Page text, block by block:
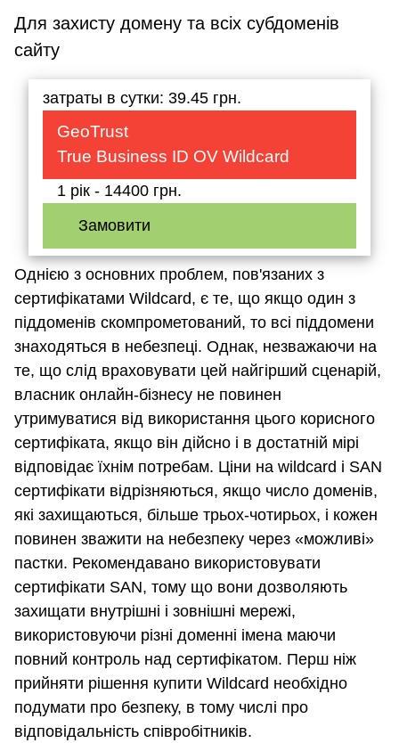
Для захисту домену та всіх субдоменів
сайту
затраты в сутки: 39.45 грн.
GeoTrust
True Business ID OV Wildcard
1 рік - 14400 грн.
Замовити
Однією з основних проблем, пов'язаних з
сертифікатами Wildcard, є те, що якщо один з
піддоменів скомпрометований, то всі піддомени
знаходяться в небезпеці. Однак, незважаючи на
те, що слід враховувати цей найгірший сценарій,
власник онлайн-бізнесу не повинен
утримуватися від використання цього корисного
сертифіката, якщо він дійсно і в достатній мірі
відповідає їхнім потребам. Ціни на wildcard і SAN
сертифікати відрізняються, якщо число доменів,
які захищаються, більше трьох-чотирьох, і кожен
повинен зважити на небезпеку через «можливі»
пастки. Рекомендавано використовувати
сертифікати SAN, тому що вони дозволяють
захищати внутрішні і зовнішні мережі,
використовуючи різні доменні імена маючи
повний контроль над сертифікатом. Перш ніж
прийняти рішення купити Wildcard необхідно
подумати про безпеку, в тому числі про
відповідальність співробітників.